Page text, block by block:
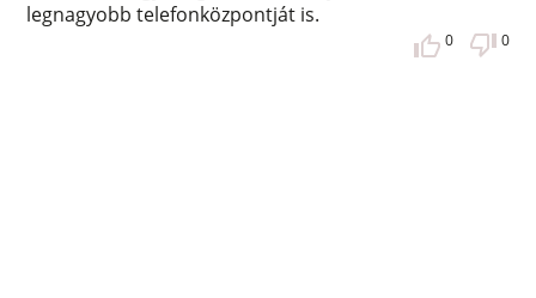
legnagyobb telefonközpontját is.
0 0